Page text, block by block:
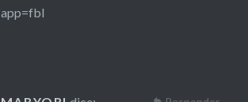
app=fbl